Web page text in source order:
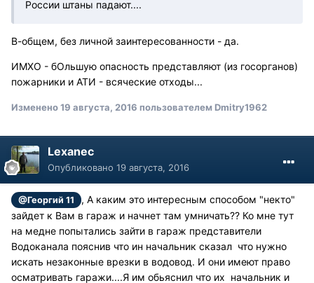
России штаны падают....
В-общем, без личной заинтересованности - да.
ИМХО - бОльшую опасность представляют (из госорганов)
пожарники и АТИ - всяческие отходы...
Изменено19 августа, 2016 пользователем Dmitry1962
Lexanec
Опубликовано 19 августа, 2016
@Георгий 11
, А каким это интересным способом "некто"
зайдет к Вам в гараж и начнет там умничать?? Ко мне тут
на медне попытались зайти в гараж представители
Водоканала пояснив что ин начальник сказал что нужно
искать незаконные врезки в водовод. И они имеют право
осматривать гаражи....Я им обьяснил что их начальник и